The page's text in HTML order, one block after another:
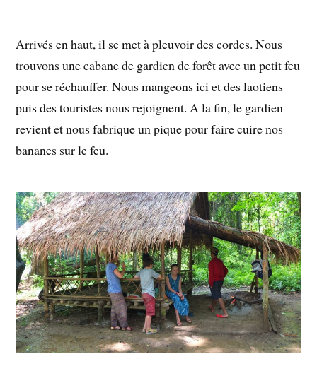
Arrivés en haut, il se met à pleuvoir des cordes. Nous
trouvons une cabane de gardien de forêt avec un petit feu
pour se réchauffer. Nous mangeons ici et des laotiens
puis des touristes nous rejoignent. A la fin, le gardien
revient et nous fabrique un pique pour faire cuire nos
bananes sur le feu.